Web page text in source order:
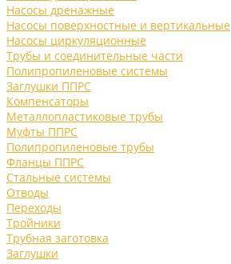
Насосы дренажные
Насосы поверхностные и вертикальные
Насосы циркуляционные
Трубы и соединительные части
Полипропиленовые системы
Заглушки ППРС
Компенсаторы
Металлопластиковые трубы
Муфты ППРС
Полипропиленовые трубы
Фланцы ППРС
Стальные системы
Отводы
Переходы
Тройники
Трубная заготовка
Заглушки